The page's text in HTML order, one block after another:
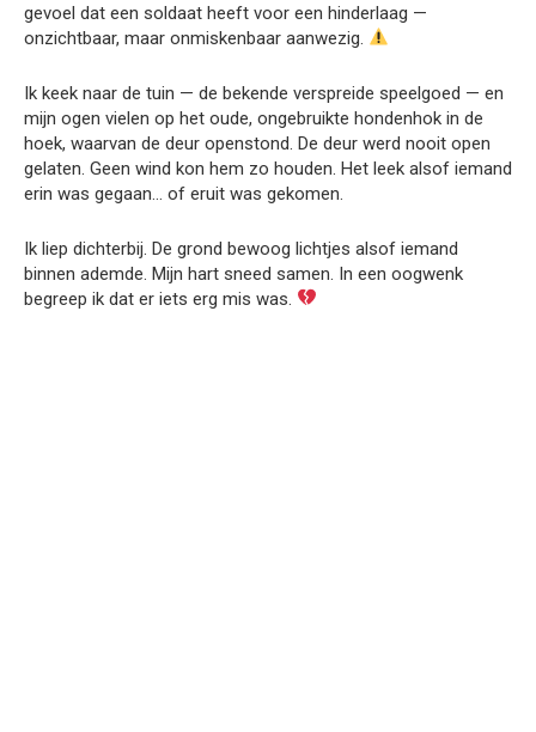
gevoel dat een soldaat heeft voor een hinderlaag —
onzichtbaar, maar onmiskenbaar aanwezig.
Ik keek naar de tuin — de bekende verspreide speelgoed — en
mijn ogen vielen op het oude, ongebruikte hondenhok in de
hoek, waarvan de deur openstond. De deur werd nooit open
gelaten. Geen wind kon hem zo houden. Het leek alsof iemand
erin was gegaan… of eruit was gekomen.
Ik liep dichterbij. De grond bewoog lichtjes alsof iemand
binnen ademde. Mijn hart sneed samen. In een oogwenk
begreep ik dat er iets erg mis was.